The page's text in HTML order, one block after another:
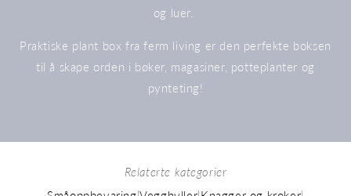
og luer.
Praktiske plant box fra ferm living er den perfekte boksen
til å skape orden i bøker, magasiner, potteplanter og
pynteting!
Relaterte kategorier